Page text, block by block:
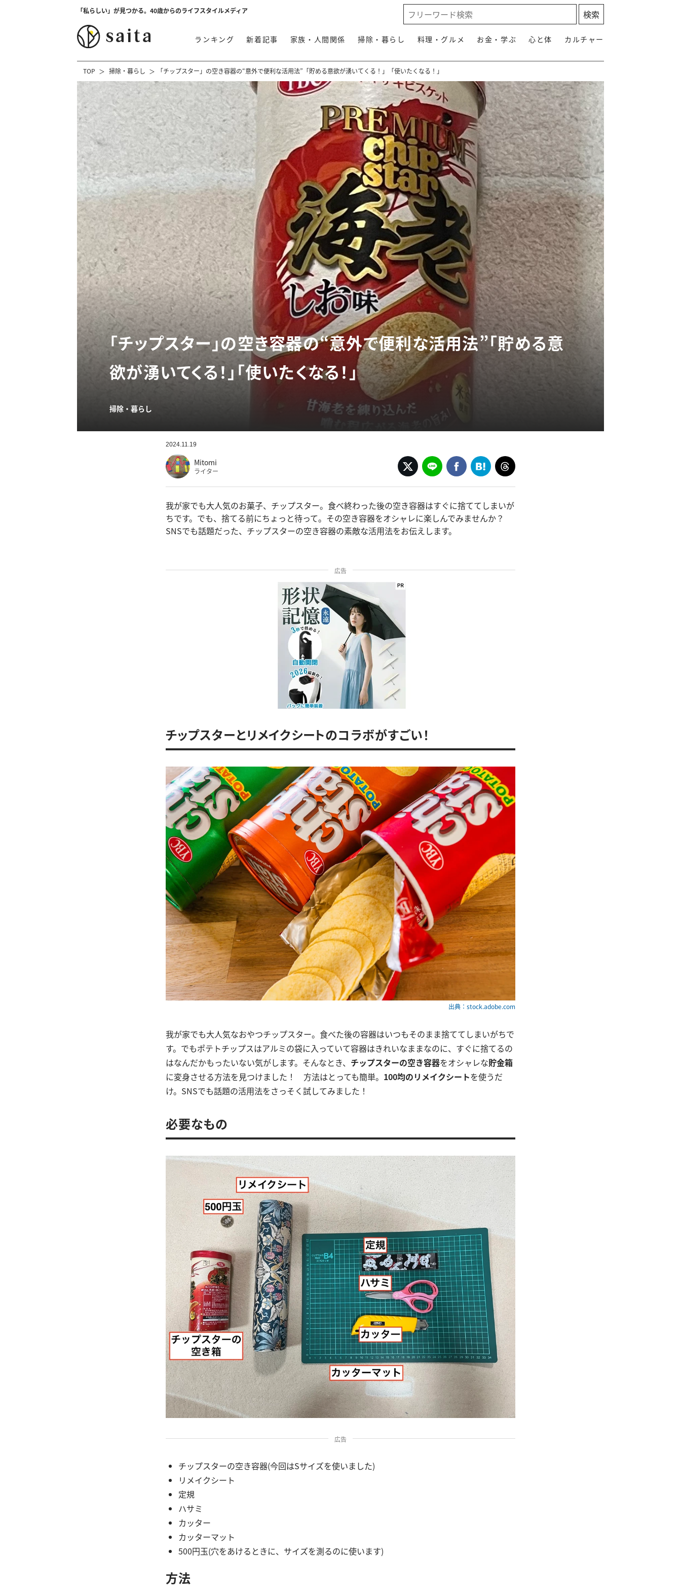
「私らしい」が見つかる。40歳からのライフスタイルメディア
ランキング 新着記事 家族・人間関係 掃除・暮らし 料理・グルメ お金・学ぶ 心と体 カルチャー
TOP 掃除・暮らし 「チップスター」の空き容器の“意外で便利な活用法”「貯める意欲が湧いてくる！」「使いたくなる！」
「チップスター」の空き容器の“意外で便利な活用法”「貯める意
欲が湧いてくる！」「使いたくなる！」
掃除・暮らし
2024.11.19
Mitomi
ライター
我が家でも大人気のお菓子、チップスター。食べ終わった後の空き容器はすぐに捨ててしまいが
ちです。でも、捨てる前にちょっと待って。その空き容器をオシャレに楽しんでみませんか？
SNSでも話題だった、チップスターの空き容器の素敵な活用法をお伝えします。
広告
チップスターとリメイクシートのコラボがすごい！
出典：stock.adobe.com
我が家でも大人気なおやつチップスター。食べた後の容器はいつもそのまま捨ててしまいがちで
す。でもポテトチップスはアルミの袋に入っていて容器はきれいなままなのに、すぐに捨てるの
はなんだかもったいない気がします。そんなとき、 チップスターの空き容器をオシャレな貯金箱
に変身させる方法を見つけました！ 方法はとっても簡単。 100均のリメイクシートを使うだ
け。SNSでも話題の活用法をさっそく試してみました！
必要なもの
広告
チップスターの空き容器(今回はSサイズを使いました)
リメイクシート
定規
ハサミ
カッター
カッターマット
500円玉(穴をあけるときに、サイズを測るのに使います)
方法